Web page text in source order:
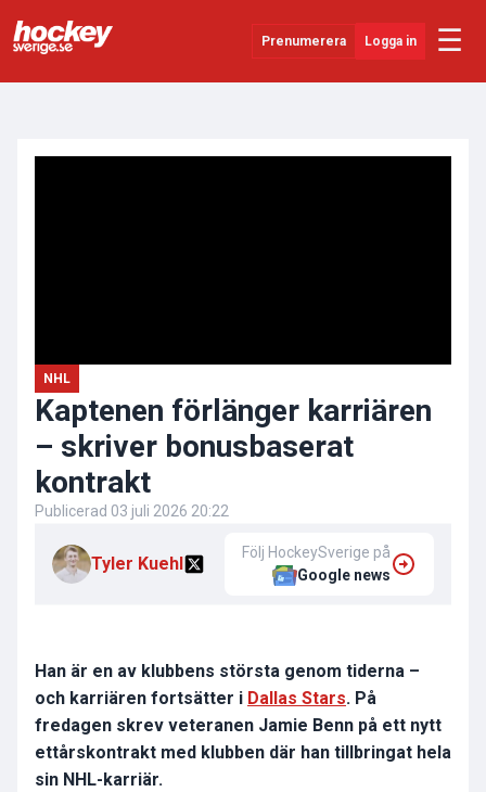
Prenumerera Logga in ☰
NHL
Kaptenen förlänger karriären
– skriver bonusbaserat
kontrakt
Publicerad 03 juli 2026 20:22
Tyler Kuehl
Följ HockeySverige på
Google news
Han är en av klubbens största genom tiderna –
och karriären fortsätter i Dallas Stars. På
fredagen skrev veteranen Jamie Benn på ett nytt
ettårskontrakt med klubben där han tillbringat hela
sin NHL-karriär.